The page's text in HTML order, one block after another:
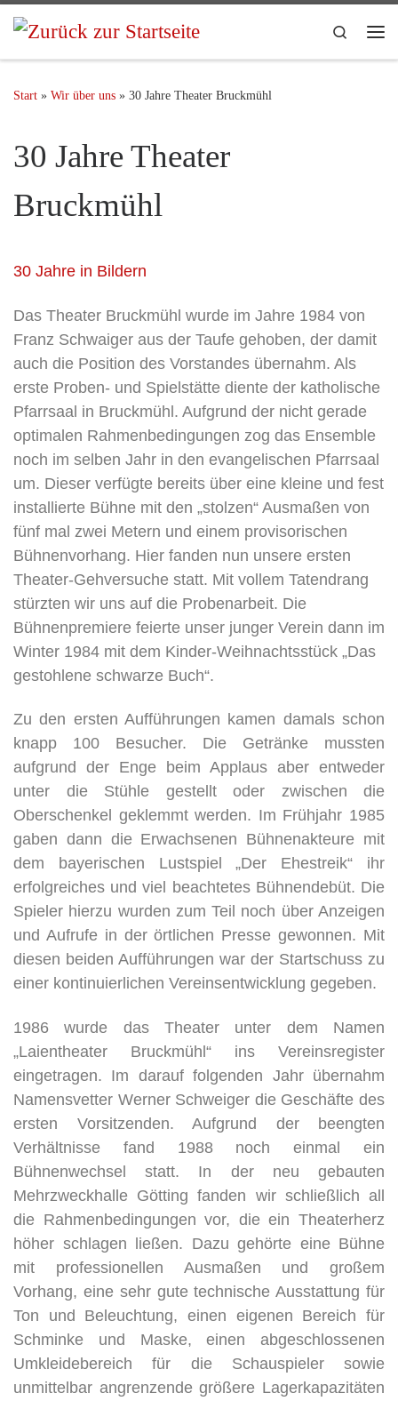
Search
Start » Wir über uns » 30 Jahre Theater Bruckmühl
30 Jahre Theater
Bruckmühl
30 Jahre in Bildern
Das Theater Bruckmühl wurde im Jahre 1984 von
Franz Schwaiger aus der Taufe gehoben, der damit
auch die Position des Vorstandes übernahm. Als
erste Proben- und Spielstätte diente der katholische
Pfarrsaal in Bruckmühl. Aufgrund der nicht gerade
optimalen Rahmenbedingungen zog das Ensemble
noch im selben Jahr in den evangelischen Pfarrsaal
um. Dieser verfügte bereits über eine kleine und fest
installierte Bühne mit den „stolzen“ Ausmaßen von
fünf mal zwei Metern und einem provisorischen
Bühnenvorhang. Hier fanden nun unsere ersten
Theater-Gehversuche statt. Mit vollem Tatendrang
stürzten wir uns auf die Probenarbeit. Die
Bühnenpremiere feierte unser junger Verein dann im
Winter 1984 mit dem Kinder-Weihnachtsstück „Das
gestohlene schwarze Buch“.
Zu den ersten Aufführungen kamen damals schon
knapp 100 Besucher. Die Getränke mussten
aufgrund der Enge beim Applaus aber entweder
unter die Stühle gestellt oder zwischen die
Oberschenkel geklemmt werden. Im Frühjahr 1985
gaben dann die Erwachsenen Bühnenakteure mit
dem bayerischen Lustspiel „Der Ehestreik“ ihr
erfolgreiches und viel beachtetes Bühnendebüt. Die
Spieler hierzu wurden zum Teil noch über Anzeigen
und Aufrufe in der örtlichen Presse gewonnen. Mit
diesen beiden Aufführungen war der Startschuss zu
einer kontinuierlichen Vereinsentwicklung gegeben.
1986 wurde das Theater unter dem Namen
„Laientheater Bruckmühl“ ins Vereinsregister
eingetragen. Im darauf folgenden Jahr übernahm
Namensvetter Werner Schweiger die Geschäfte des
ersten Vorsitzenden. Aufgrund der beengten
Verhältnisse fand 1988 noch einmal ein
Bühnenwechsel statt. In der neu gebauten
Mehrzweckhalle Götting fanden wir schließlich all
die Rahmenbedingungen vor, die ein Theaterherz
höher schlagen ließen. Dazu gehörte eine Bühne
mit professionellen Ausmaßen und großem
Vorhang, eine sehr gute technische Ausstattung für
Ton und Beleuchtung, einen eigenen Bereich für
Schminke und Maske, einen abgeschlossenen
Umkleidebereich für die Schauspieler sowie
unmittelbar angrenzende größere Lagerkapazitäten